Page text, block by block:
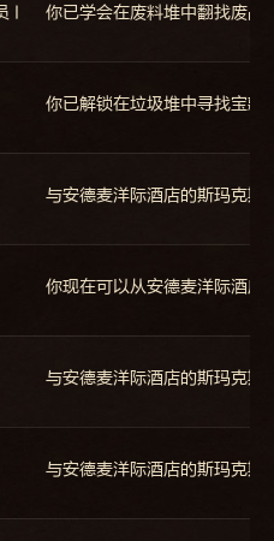
I 你已学会在废料堆中翻找废品
你已解锁在垃圾堆中寻找宝藏
与安德麦洋际酒店的斯玛克
你现在可以从安德麦洋际酒
与安德麦洋际酒店的斯玛克
与安德麦洋际酒店的斯玛克